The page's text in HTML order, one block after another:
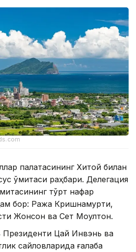
палатасининг Хитой билан
қўмитаси раҳбари. Делегация
тўрт нафар
бор: Ража Кришнамурти,
Жонсон ва Сет Моултон.
Президенти Цай Инвэнь ва
сайловларида ғалаба